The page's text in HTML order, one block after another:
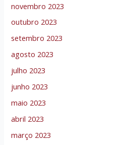
novembro 2023
outubro 2023
setembro 2023
agosto 2023
julho 2023
junho 2023
maio 2023
abril 2023
março 2023